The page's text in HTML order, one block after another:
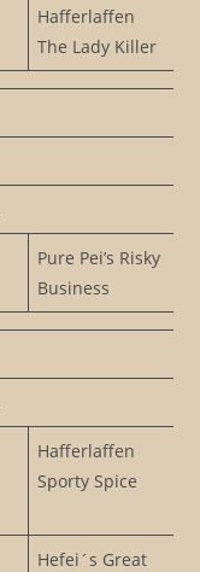
Hafferlaffen
The Lady Killer
Pure Pei’s Risky
Business
Hafferlaffen
Sporty Spice
Hefei´s Great